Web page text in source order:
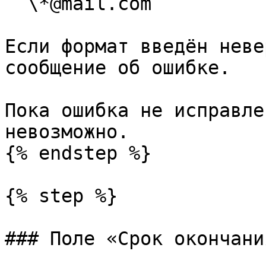
Если формат введён
сообщение об ошибке.
Пока ошибка не
невозможно.
{% endstep %}
{% step %}
### Поле «Срок